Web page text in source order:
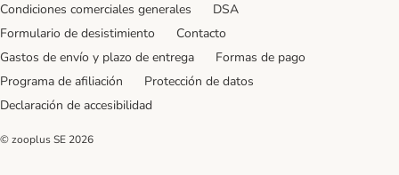
Condiciones comerciales generales
DSA
Formulario de desistimiento
Contacto
Gastos de envío y plazo de entrega
Formas de pago
Programa de afiliación
Protección de datos
Declaración de accesibilidad
© zooplus SE 2026